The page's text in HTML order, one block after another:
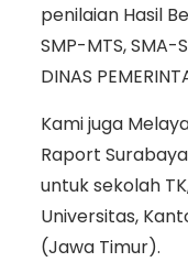
penilaian Hasil
SMP-MTS, SMA-
DINAS
Kami juga
Raport
untuk sekolah TK,
Universitas,
(Jawa Timur).